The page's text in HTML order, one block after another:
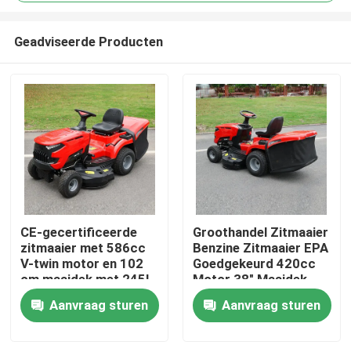
Thuis
Producten
Geadviseerde Producten
CE-gecertificeerde
zitmaaier met 586cc
V-twin motor en 102
cm maaidek met 245L
grasopvangbak
Aanvraag sturen
Groothandel Zitmaaier
Benzine Zitmaaier EPA
Goedgekeurd 420cc
Motor 38" Maaidek
Grasmaaier Tractor
OEM Ondersteuning
Aanvraag sturen